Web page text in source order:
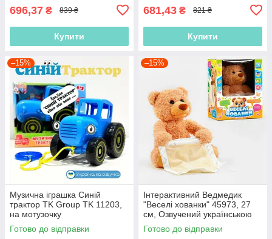
696,37 ₴ 839 ₴
Купити
681,43 ₴ 821 ₴
Купити
–15%
Музична іграшка Синій
трактор TK Group TK 11203,
на мотузочку
Готово до відправки
–15%
Інтерактивний Ведмедик
"Веселі хованки" 45973, 27
см, Озвучений українською
мовою, говорить, грає в
хованки
Готово до відправки